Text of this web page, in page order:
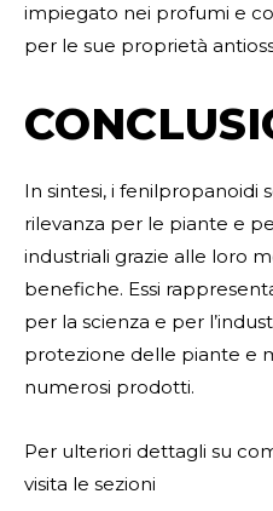
impiegato nei profumi e
per le sue proprietà
In sintesi, i fenilpropanoidi
rilevanza per le piante e
industriali grazie alle loro
benefiche. Essi
per la scienza e per
protezione delle piante e
numerosi prodotti.
Per ulteriori dettagli su
visita le sezioni